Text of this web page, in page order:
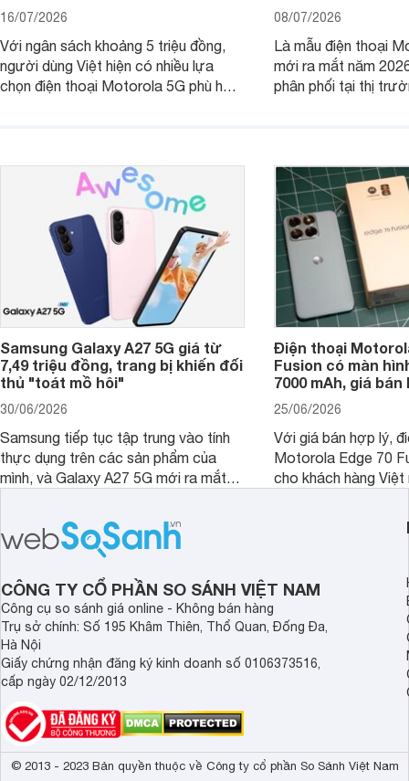
16/07/2026
Với ngân sách khoảng 5 triệu đồng,
người dùng Việt hiện có nhiều lựa
chọn điện thoại Motorola 5G phù hợp
08/07/2026
Là mẫu điện thoại
mới ra mắt năm
phân phối tại thị
trình giảm giá hấp
thêm một lựa chọn
người dùng Việt.
Samsung Galaxy A27 5G giá từ
7,49 triệu đồng, trang bị khiến đối
thủ "toát mồ hôi"
30/06/2026
Samsung tiếp tục tập trung vào tính
thực dụng trên các sản phẩm của
mình, và Galaxy A27 5G mới ra mắt
tới cho người dùng một thiết bị chất
lượng với nhiều trang bị ấn tượng và
độ bền bỉ cho nhu cầu sử dụng lâu
dài.
Điện thoại
Fusion có màn
7000 mAh, giá
25/06/2026
Với giá bán hợp lý,
Motorola Edge 70
cho khách hàng Việt
trang bị hiện đại
CÔNG TY CỔ PHẦN SO SÁNH VIỆT NAM
Công cụ so sánh giá online - Không bán hàng
Trụ sở chính: Số 195 Khâm Thiên, Thổ Quan, Đống Đa,
Hà Nội
Giấy chứng nhận đăng ký kinh doanh số 0106373516,
cấp ngày 02/12/2013
© 2013 - 2023 Bản quyền thuộc về Công ty cổ phần So Sánh Việt Nam